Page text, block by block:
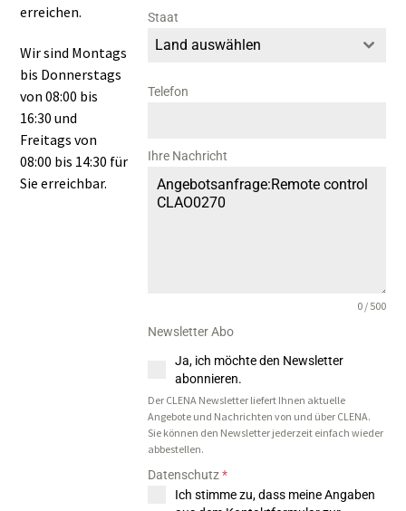
erreichen.
Wir sind Montags
bis Donnerstags
von 08:00 bis
16:30 und
Freitags von
08:00 bis 14:30 für
Sie erreichbar.
Staat
Land auswählen
Telefon
Ihre Nachricht
0 / 500
Newsletter Abo
Ja, ich möchte den Newsletter
abonnieren.
Der CLENA Newsletter liefert Ihnen aktuelle
Angebote und Nachrichten von und über CLENA.
Sie können den Newsletter jederzeit einfach wieder
abbestellen.
Datenschutz*
Ich stimme zu, dass meine Angaben